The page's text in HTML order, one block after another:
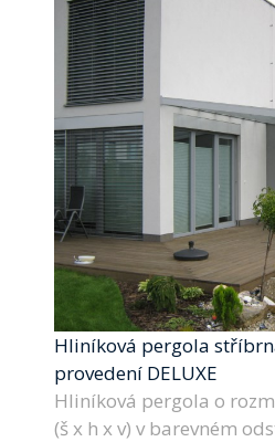
Hliníková pergola
provedení DELUXE
Hliníková pergola o
(š x h x v) v barevném